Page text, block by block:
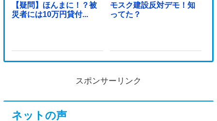
【疑問】ほんまに！？被
災者には10万円貸付...
モスク建設反対デモ！知
ってた？
スポンサーリンク
ネットの声